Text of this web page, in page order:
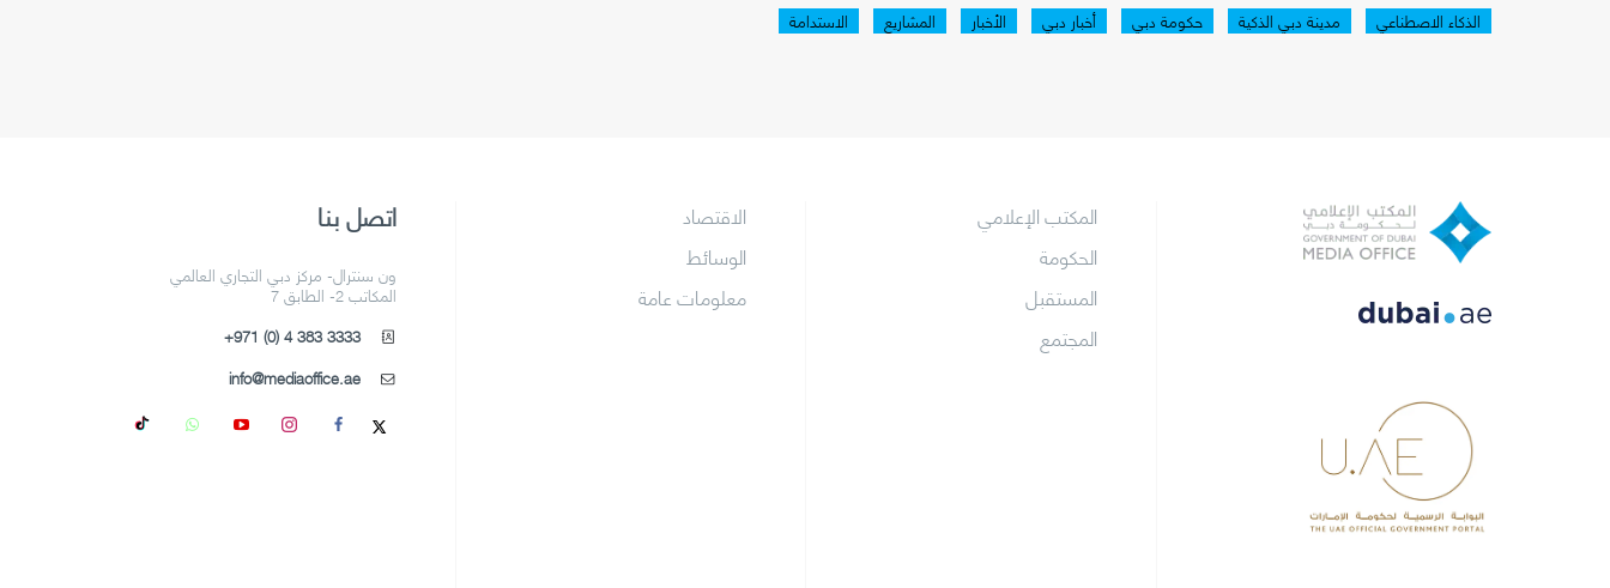
الذكاء الاصطناعي مدينة دبي الذكية حكومة دبي أخبار دبي الأخبار المشاريع الاستدامة
المكتب الإعلامي
الحكومة
المستقبل
المجتمع
الاقتصاد
الوسائط
معلومات عامة
اتصل بنا
ون سنترال- مركز دبي التجاري العالمي
المكاتب 2- الطابق 7
+971 (0) 4 383 3333
info@mediaoffice.ae